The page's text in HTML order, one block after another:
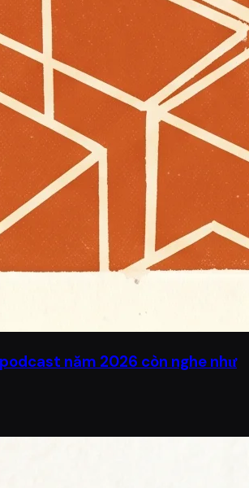
năm 2026 còn nghe như